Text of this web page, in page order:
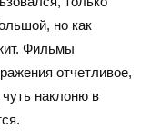
но как
Фильмы
отчетливое,
наклоню в